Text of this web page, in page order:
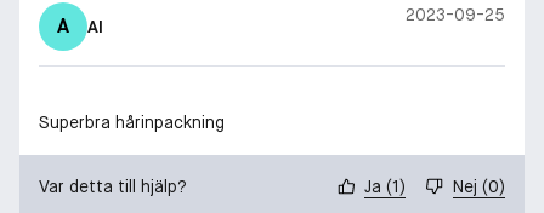
A AI
2023-09-25
Superbra hårinpackning
Var detta till hjälp? Ja (1) Nej (0)